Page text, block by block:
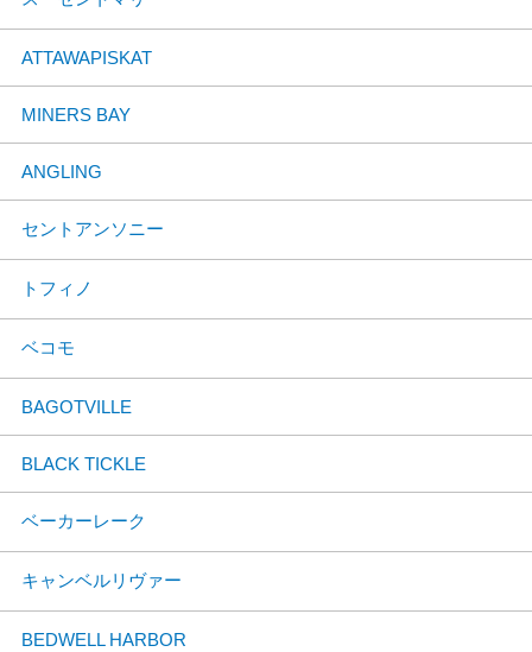
ATTAWAPISKAT
MINERS BAY
ANGLING
セントアンソニー
トフィノ
ベコモ
BAGOTVILLE
BLACK TICKLE
ベーカーレーク
キャンベルリヴァー
BEDWELL HARBOR